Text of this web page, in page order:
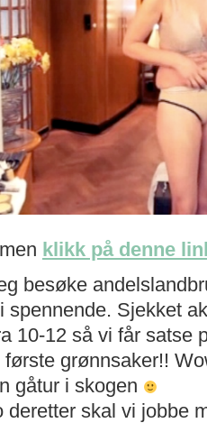
klikk på denne
besøke
spennende. Sjekket
10-12 så vi får satse
første grønnsaker!!
gåtur i skogen
deretter skal vi jobbe